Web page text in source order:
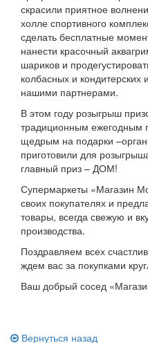
скрасили приятное
холле спортивного
сделать бесплатные
нанести красочный
шариков и
колбасных и
нашими партнерами.
В этом году розыгрыш
традиционным ежегодным
щедрым на подарки
приготовили для
главный приз – ДОМ!
Супермаркеты «Магазин
своих покупателях и
товары, всегда свежую и
производства.
Поздравляем всех
ждем вас за покупками
Ваш добрый сосед
Вернуться назад